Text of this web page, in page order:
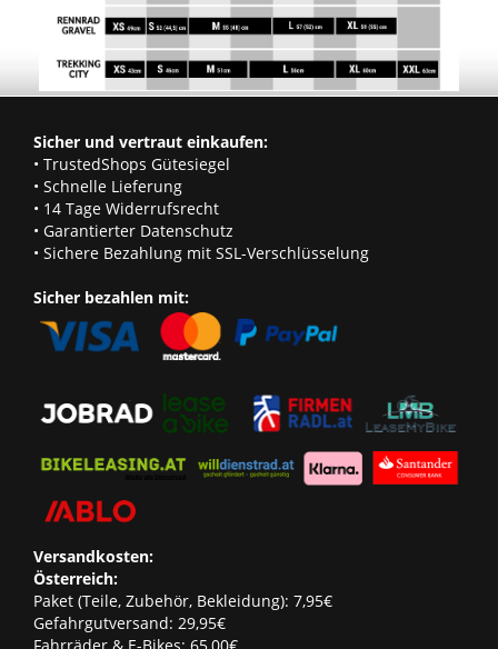
Sicher und vertraut einkaufen:
• TrustedShops Gütesiegel
• Schnelle Lieferung
• 14 Tage Widerrufsrecht
• Garantierter Datenschutz
• Sichere Bezahlung mit SSL-Verschlüsselung
Sicher bezahlen mit:
Versandkosten:
Österreich:
Paket (Teile, Zubehör, Bekleidung): 7,95€
Gefahrgutversand: 29,95€